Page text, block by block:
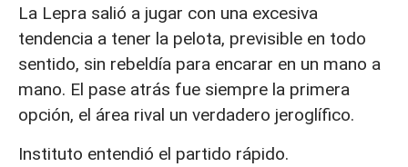
La Lepra salió a jugar con una excesiva
tendencia a tener la pelota, previsible en todo
sentido, sin rebeldía para encarar en un mano a
mano. El pase atrás fue siempre la primera
opción, el área rival un verdadero jeroglífico.
Instituto entendió el partido rápido.